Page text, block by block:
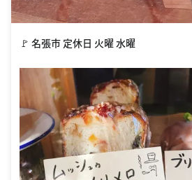
🚩 名張市 定休日 火曜 水曜